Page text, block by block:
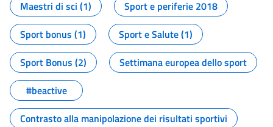
Maestri di sci (1)
Sport e periferie 2018
Sport bonus (1)
Sport e Salute (1)
Sport Bonus (2)
Settimana europea dello sport
#beactive
Contrasto alla manipolazione dei risultati sportivi